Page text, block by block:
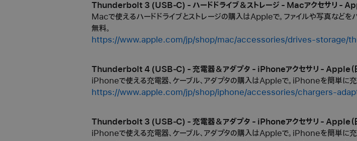
Thunderbolt 3 (USB‑C) - ハードドライブ＆ストレージ - Macアクセサリ -
Macで使えるハードドライブとストレージの購入はAppleで。ファイルや写真などを
無料。
https://www.apple.com/jp/shop/mac/accessories/drives-storage/
Thunderbolt 4 (USB‑C) - 充電器＆アダプタ - iPhoneアクセサリ - Apple（
iPhoneで使える充電器、ケーブル、アダプタの購入はAppleで。iPhoneを簡単に充
https://www.apple.com/jp/shop/iphone/accessories/chargers-
Thunderbolt 3 (USB‑C) - 充電器＆アダプタ - iPhoneアクセサリ - Apple（
iPhoneで使える充電器、ケーブル、アダプタの購入はAppleで。iPhoneを簡単に充